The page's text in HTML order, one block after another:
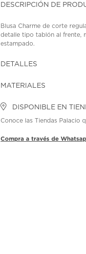
DESCRIPCIÓN DE
Blusa Charme de corte
detalle tipo tablón al frente,
estampado.
DETALLES
MATERIALES
DISPONIBLE EN
Conoce las Tiendas Palacio
Compra a través de